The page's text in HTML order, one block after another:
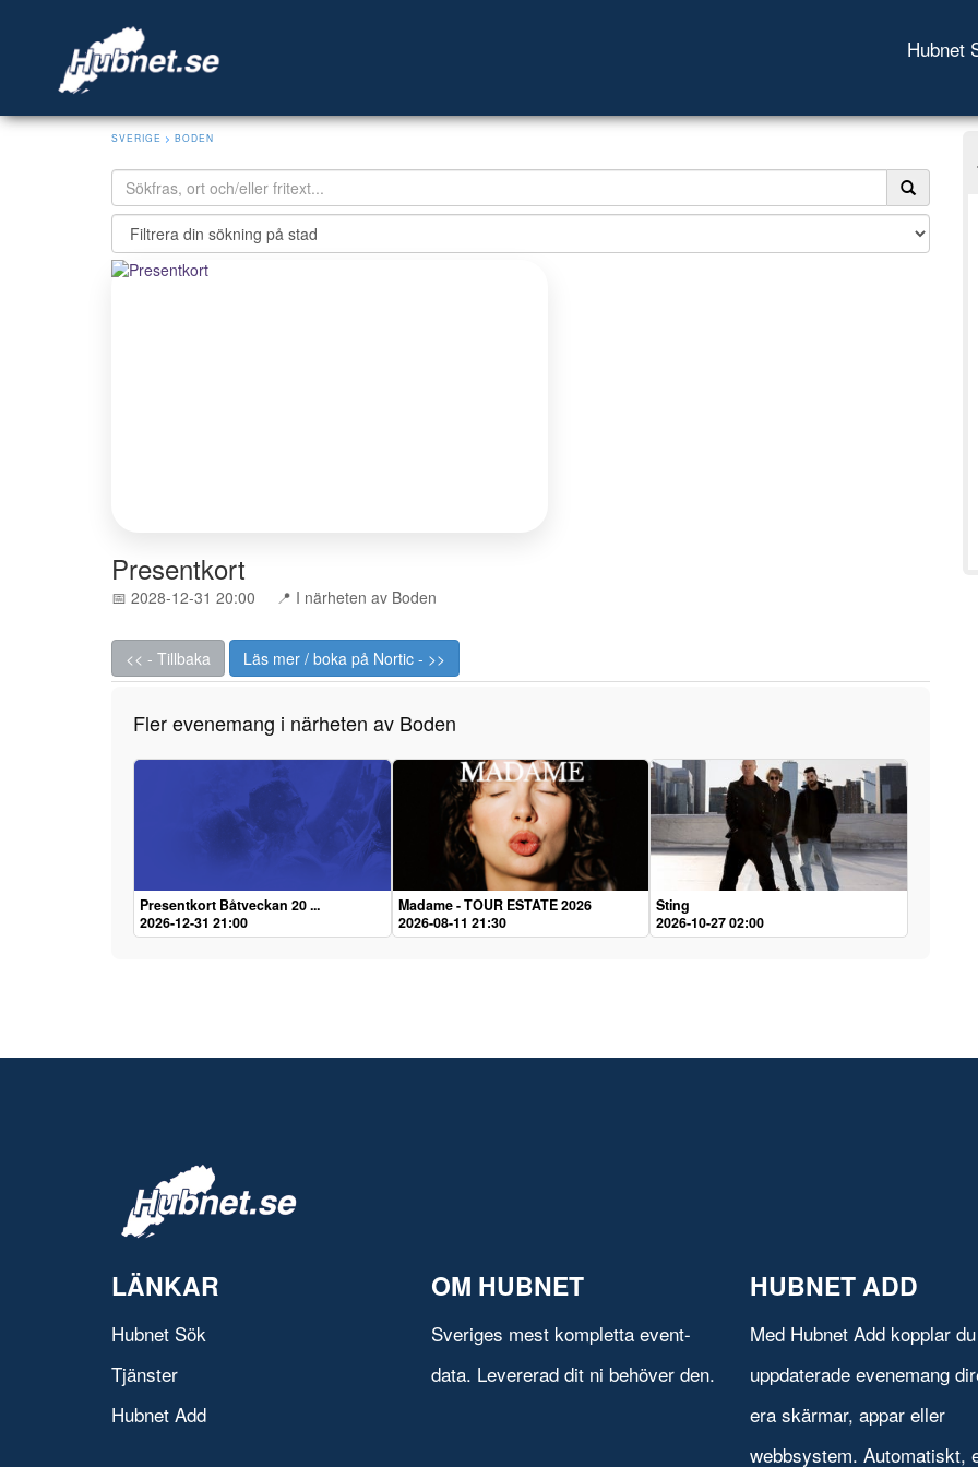
Hubnet
SVERIGE > BODEN
Presentkort
📅 2028-12-31 20:00 📍 I närheten av Boden
<< - Tillbaka Läs mer / boka på Nortic - >>
Fler evenemang i närheten av Boden
Presentkort Båtveckan 20 ...
2026-12-31 21:00
Madame - TOUR ESTATE 2026
2026-08-11 21:30
Sting
2026-10-27 02:00
LÄNKAR
Hubnet Sök
Tjänster
Hubnet Add
OM HUBNET
Sveriges mest kompletta event-
data. Levererad dit ni behöver den.
HUBNET ADD
Med Hubnet Add kopplar
uppdaterade evenemang
era skärmar, appar eller
webbsystem. Automatiskt,